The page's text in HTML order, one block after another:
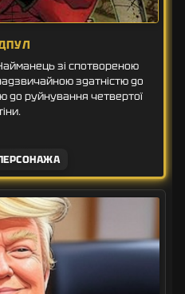
зі спотвореною
здатністю до
до руйнування четвертої